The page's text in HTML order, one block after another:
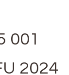
001
2024